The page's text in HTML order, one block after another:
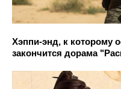
Хэппи-энд, к которому
закончится дорама